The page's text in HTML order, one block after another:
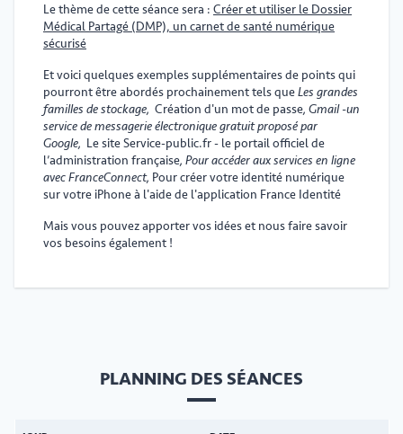
Le thème de cette séance sera : Créer et utiliser le Dossier
Médical Partagé (DMP), un carnet de santé numérique
sécurisé
Et voici quelques exemples supplémentaires de points qui
pourront être abordés prochainement tels queLes grandes
familles de stockage, Création d'un mot de passe, Gmail -un
service de messagerie électronique gratuit proposé par
Google, Le site Service-public.fr - le portail officiel de
l’administration française, Pour accéder aux services en ligne
avec FranceConnect, Pour créer votre identité numérique
sur votre iPhone à l'aide de l'application France Identité
Mais vous pouvez apporter vos idées et nous faire savoir
vos besoins également !
PLANNING DES SÉANCES